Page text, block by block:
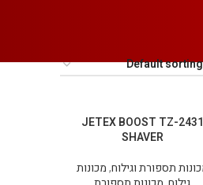
JETEX BOOST TZ-2431
SHAVER
תספורת וגילוח,מכונות